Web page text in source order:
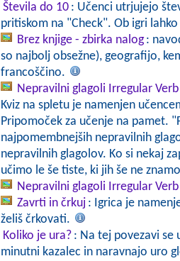
Števila do 10 : Učenci utrjujejo
pritiskom na "Check". Ob igri
Brez knjige - zbirka nalog :
so najbolj obsežne), geografijo,
francoščino.
Nepravilni glagoli Irregular
Kviz na spletu je namenjen
Pripomoček za učenje na pamet.
najpomembnejših nepravilnih
nepravilnih glagolov. Ko si nekaj
učimo le še tiste, ki jih še ne
Nepravilni glagoli Irregular Verb
Zavrti in črkuj : Igrica je
želiš črkovati.
Koliko je ura? : Na tej povezavi se
minutni kazalec in naravnajo uro